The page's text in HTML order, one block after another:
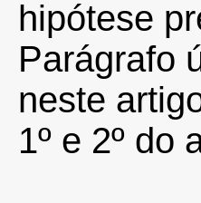
hipótese
Parágrafo
neste
1º e 2º do